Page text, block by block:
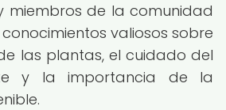
miembros de la comunidad
valiosos sobre
las plantas, el cuidado del
y la importancia de la